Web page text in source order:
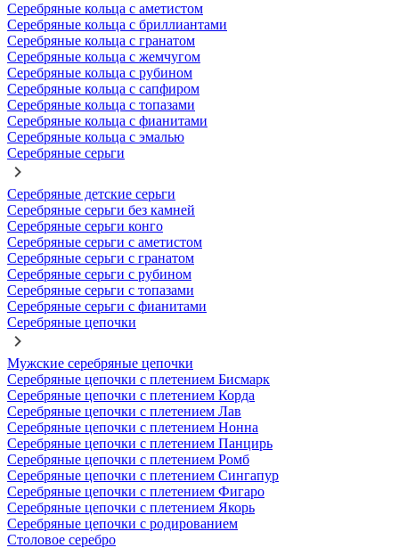
Серебряные кольца с аметистом
Серебряные кольца с бриллиантами
Серебряные кольца с гранатом
Серебряные кольца с жемчугом
Серебряные кольца с рубином
Серебряные кольца с сапфиром
Серебряные кольца с топазами
Серебряные кольца с фианитами
Серебряные кольца с эмалью
Серебряные серьги
Серебряные детские серьги
Серебряные серьги без камней
Серебряные серьги конго
Серебряные серьги с аметистом
Серебряные серьги с гранатом
Серебряные серьги с рубином
Серебряные серьги с топазами
Серебряные серьги с фианитами
Серебряные цепочки
Мужские серебряные цепочки
Серебряные цепочки с плетением Бисмарк
Серебряные цепочки с плетением Корда
Серебряные цепочки с плетением Лав
Серебряные цепочки с плетением Нонна
Серебряные цепочки с плетением Панцирь
Серебряные цепочки с плетением Ромб
Серебряные цепочки с плетением Сингапур
Серебряные цепочки с плетением Фигаро
Серебряные цепочки с плетением Якорь
Серебряные цепочки с родированием
Столовое серебро